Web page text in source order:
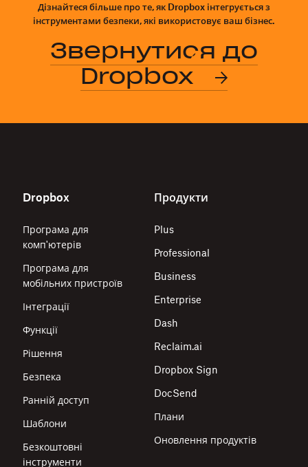
Дізнайтеся більше про те, як Dropbox інтегрується з
інструментами безпеки, які використовує ваш бізнес.
Звернутися до
Dropbox
Dropbox
Програма для
комп'ютерів
Програма для
мобільних пристроїв
Інтеграції
Функції
Рішення
Безпека
Ранній доступ
Шаблони
Безкоштовні
інструменти
Продукти
Plus
Professional
Business
Enterprise
Dash
Reclaim.ai
Dropbox Sign
DocSend
Плани
Оновлення продуктів